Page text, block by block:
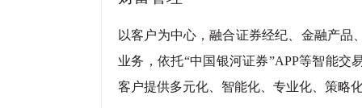
以客户为中心，融合证券经纪、金融产品
业务，依托“中国银河证券”APP等智能交
客户提供多元化、智能化、专业化、策略